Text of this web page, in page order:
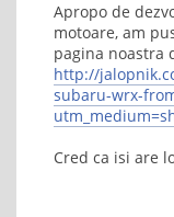
Apropo de
motoare, am
pagina noastra
http://
subaru-wrx-
Cred ca isi are